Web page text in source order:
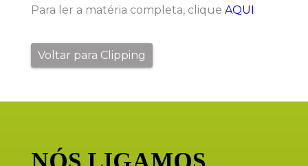
Para ler a matéria completa, clique AQUI
Voltar para Clipping